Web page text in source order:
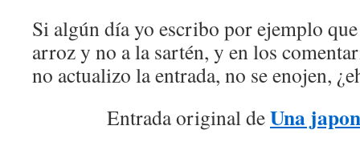
Si algún día yo escribo por ejemplo
arroz y no a la sartén, y en los
no actualizo la entrada, no se enojen,
Entrada original deUna